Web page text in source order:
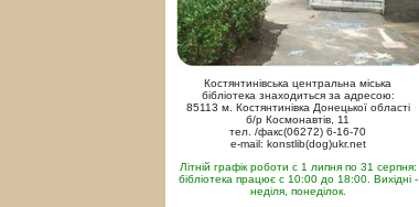
Костянтинівська центральна міська
бібліотека знаходиться за адресою:
85113 м. Костянтинівка Донецької області
б/р Космонавтів, 11
тел. /факс(06272) 6-16-70
e-mail: konstlib(dog)ukr.net
Літній графік роботи с 1 липня по 31 серпня:
бібліотека працює с 10:00 до 18:00. Вихідні -
неділя, понеділок.